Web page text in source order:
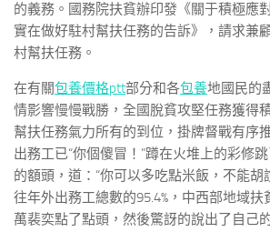
的義務。國務院扶貧辦印發《關于積極應
實在做好駐村幫扶任務的告訴》，請求兼
村幫扶任務。
在有關包養價格ptt部分和各包養地國民的
情影響慢慢戰勝，全國脫貧攻堅任務獲得
幫扶任務氣力所有的到位，掛牌督戰有序
出務工已“你個傻冒！”蹲在火堆上的彩修
的額頭，道：“你可以多吃點米飯，不能胡
往年外出務工總數的95.4%，中西部地域
萬裴奕點了點頭，然後驚訝的說出了自己